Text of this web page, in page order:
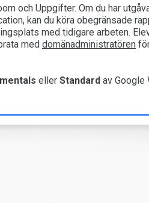
och Uppgifter. Om du har
kan du köra obegränsade
med tidigare arbeten.
med domänadministratören
eller Standard av Google